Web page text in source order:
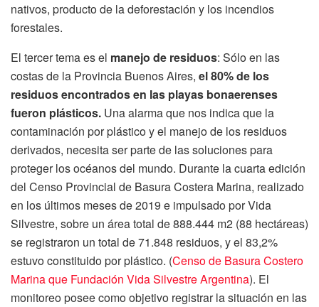
nativos, producto de la deforestación y los incendios
forestales.
El tercer tema es el manejo de residuos: Sólo en las
costas de la Provincia Buenos Aires, el 80% de los
residuos encontrados en las playas bonaerenses
fueron plásticos. Una alarma que nos indica que la
contaminación por plástico y el manejo de los residuos
derivados, necesita ser parte de las soluciones para
proteger los océanos del mundo. Durante la cuarta edición
del Censo Provincial de Basura Costera Marina, realizado
en los últimos meses de 2019 e impulsado por Vida
Silvestre, sobre un área total de 888.444 m2 (88 hectáreas)
se registraron un total de 71.848 residuos, y el 83,2%
estuvo constituido por plástico. (Censo de Basura Costero
Marina que Fundación Vida Silvestre Argentina). El
monitoreo posee como objetivo registrar la situación en las